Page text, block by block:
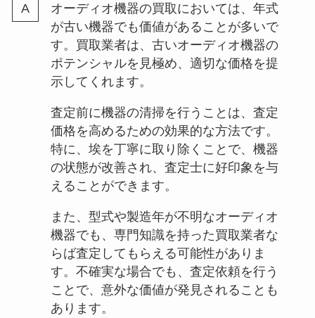
オーディオ機器の買取においては、年式
が古い機器でも価値があることが多いで
す。買取業者は、古いオーディオ機器の
ポテンシャルを見極め、適切な価格を提
示してくれます。
査定前に機器の清掃を行うことは、査定
価格を高めるための効果的な方法です。
特に、埃を丁寧に取り除くことで、機器
の状態が改善され、査定士に好印象を与
えることができます。
また、型式や製造年が不明なオーディオ
機器でも、専門知識を持った買取業者な
らば査定してもらえる可能性がありま
す。不確実な場合でも、査定依頼を行う
ことで、意外な価値が発見されることも
あります。